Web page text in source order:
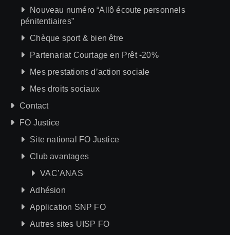
Nouveau numéro “Allô écoute personnels
pénitentiaires”
Chèque sport & bien être
Partenariat Courtage en Prêt -20%
Mes prestations d’action sociale
Mes droits sociaux
Contact
FO Justice
Site national FO Justice
Club avantages
VAC’ANAS
Adhésion
Application SNP FO
Autres sites UISP FO